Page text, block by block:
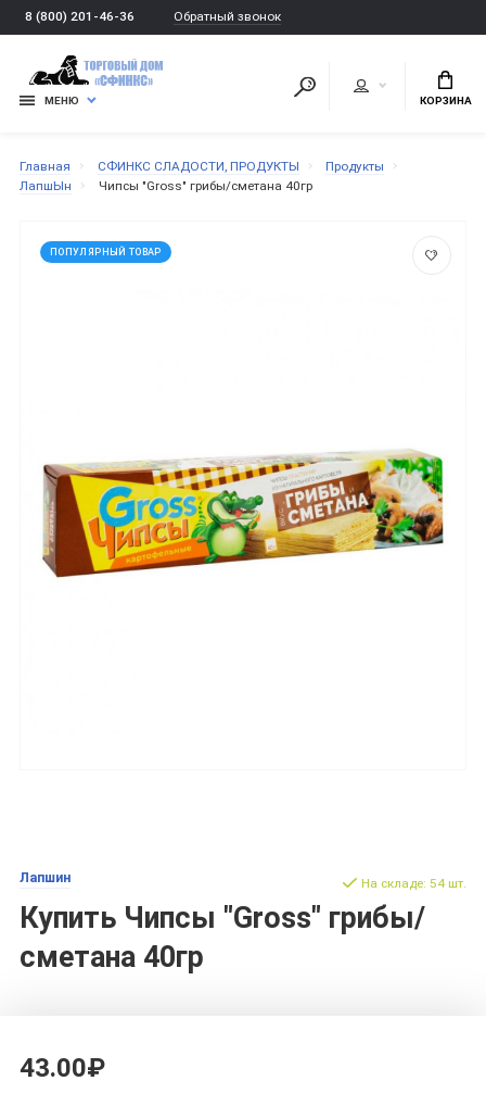
8 (800) 201-46-36 Обратный звонок
МЕНЮ КОРЗИНА
Главная СФИНКС СЛАДОСТИ, ПРОДУКТЫ
Продукты
ЛапшЫн
Чипсы "Gross" грибы/сметана 40гр
ПОПУЛЯРНЫЙ ТОВАР
Лапшин
Купить Чипсы "Gross" грибы/
сметана 40гр
На складе: 54 шт.
43.00₽